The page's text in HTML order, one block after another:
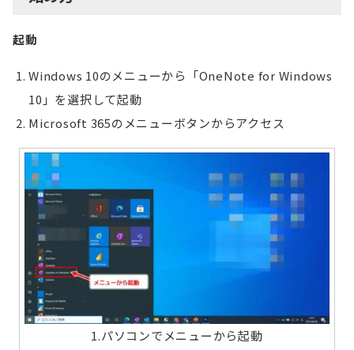
起動
Windows 10のメニューから「OneNote for Windows
10」を選択して起動
Microsoft 365のメニューボタンからアクセス
1.パソコンでメニューから起動